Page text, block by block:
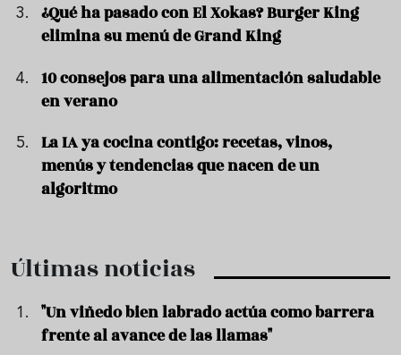
¿Qué ha pasado con El Xokas? Burger King
elimina su menú de Grand King
10 consejos para una alimentación saludable
en verano
La IA ya cocina contigo: recetas, vinos,
menús y tendencias que nacen de un
algoritmo
Últimas noticias
"Un viñedo bien labrado actúa como barrera
frente al avance de las llamas"